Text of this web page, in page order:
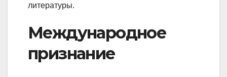
литературы.
Международное
признание